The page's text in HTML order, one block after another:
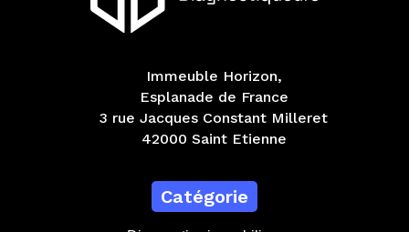
3 rue Jacques Constant Milleret
42000 Saint Etienne
Diagnostics immobiliers